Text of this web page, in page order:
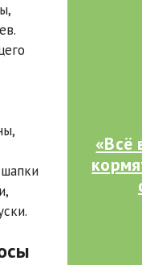
«Всё